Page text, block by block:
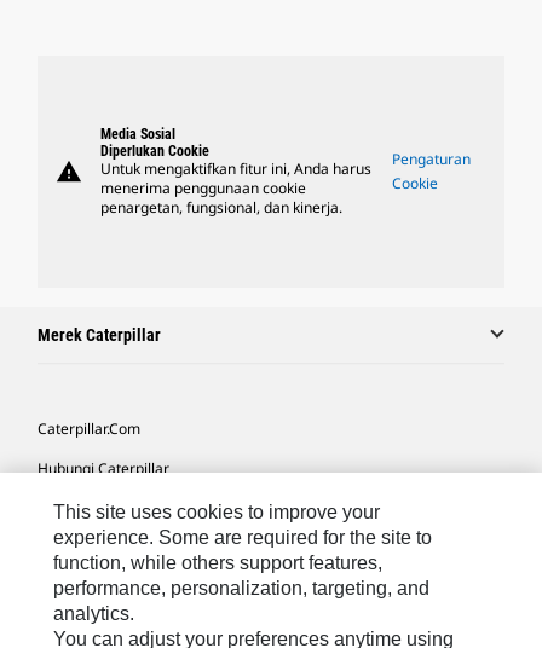
warning
Media Sosial
Diperlukan Cookie
Untuk mengaktifkan fitur ini, Anda harus
menerima penggunaan cookie
penargetan, fungsional, dan kinerja.
Pengaturan
Cookie
Merek Caterpillar
Caterpillar.com
Hubungi Caterpillar
Preferensi Pemasaran Saya
Peta Situs
Cookie Settings
Hukum
This site uses cookies to improve your
experience. Some are required for the site to
function, while others support features,
performance, personalization, targeting, and
analytics.
You can adjust your preferences anytime using